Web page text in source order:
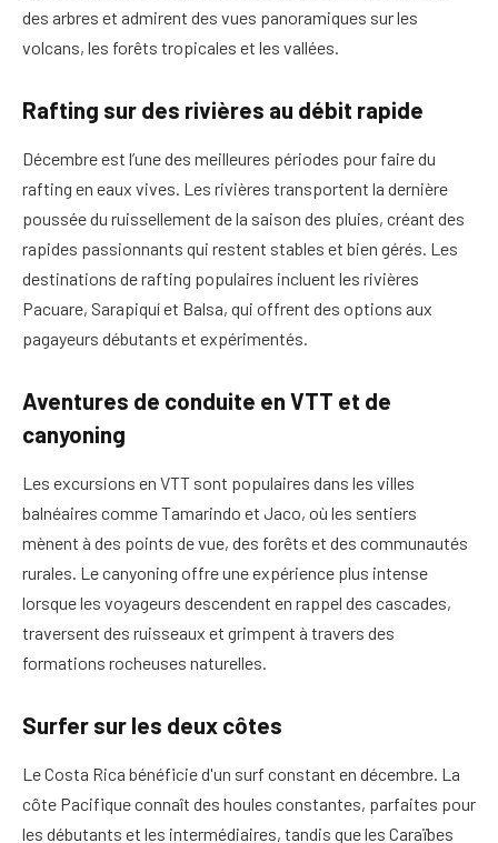
des arbres et admirent des vues panoramiques sur les
volcans, les forêts tropicales et les vallées.
Rafting sur des rivières au débit rapide
Décembre est l’une des meilleures périodes pour faire du
rafting en eaux vives. Les rivières transportent la dernière
poussée du ruissellement de la saison des pluies, créant des
rapides passionnants qui restent stables et bien gérés. Les
destinations de rafting populaires incluent les rivières
Pacuare, Sarapiquí et Balsa, qui offrent des options aux
pagayeurs débutants et expérimentés.
Aventures de conduite en VTT et de
canyoning
Les excursions en VTT sont populaires dans les villes
balnéaires comme Tamarindo et Jaco, où les sentiers
mènent à des points de vue, des forêts et des communautés
rurales. Le canyoning offre une expérience plus intense
lorsque les voyageurs descendent en rappel des cascades,
traversent des ruisseaux et grimpent à travers des
formations rocheuses naturelles.
Surfer sur les deux côtes
Le Costa Rica bénéficie d'un surf constant en décembre. La
côte Pacifique connaît des houles constantes, parfaites pour
les débutants et les intermédiaires, tandis que les Caraïbes